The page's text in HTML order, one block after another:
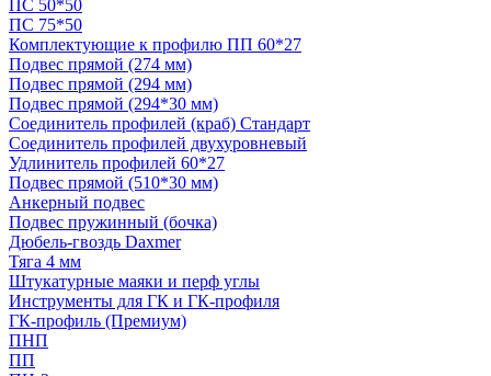
ПС 50*50
ПС 75*50
Комплектующие к профилю ПП 60*27
Подвес прямой (274 мм)
Подвес прямой (294 мм)
Подвес прямой (294*30 мм)
Соединитель профилей (краб) Стандарт
Соединитель профилей двухуровневый
Удлинитель профилей 60*27
Подвес прямой (510*30 мм)
Анкерный подвес
Подвес пружинный (бочка)
Дюбель-гвоздь Daxmer
Тяга 4 мм
Штукатурные маяки и перф углы
Инструменты для ГК и ГК-профиля
ГК-профиль (Премиум)
ПНП
ПП